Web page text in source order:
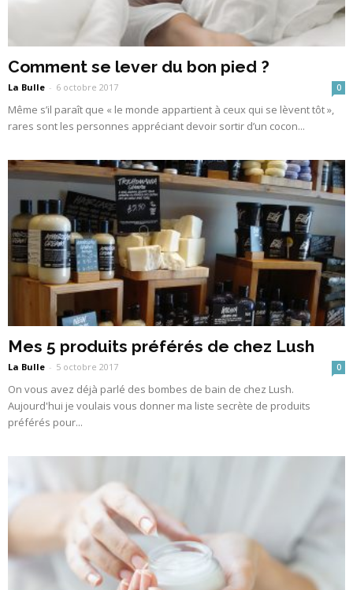
Comment se lever du bon pied ?
La Bulle - 6 octobre 2017 0
Même s’il paraît que « le monde appartient à ceux qui se lèvent tôt »,
rares sont les personnes appréciant devoir sortir d’un cocon...
Mes 5 produits préférés de chez Lush
La Bulle - 5 octobre 2017 0
On vous avez déjà parlé des bombes de bain de chez Lush.
Aujourd'hui je voulais vous donner ma liste secrète de produits
préférés pour...